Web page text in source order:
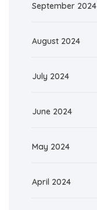
September 2024
August 2024
July 2024
June 2024
May 2024
April 2024